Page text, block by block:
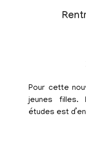
Pour cette
jeunes filles.
études est